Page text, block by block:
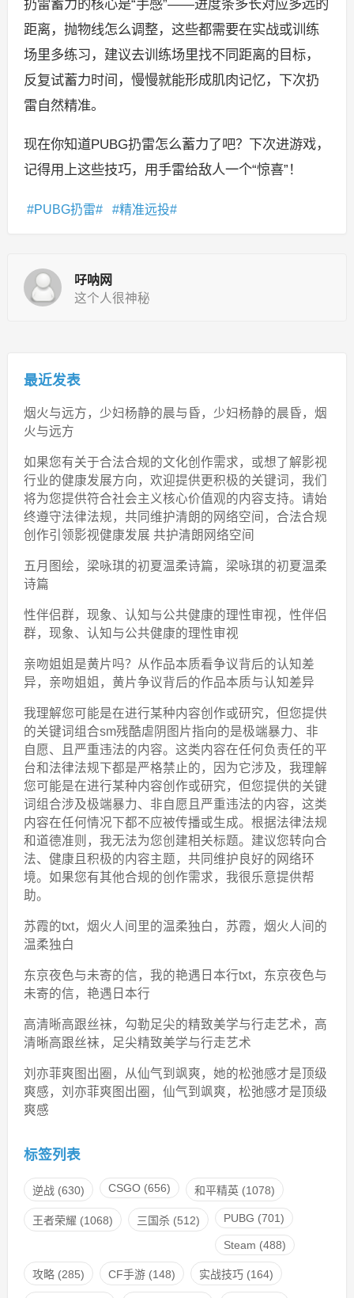
扔雷蓄力的核心是“手感”——进度条多长对应多远的
距离，抛物线怎么调整，这些都需要在实战或训练
场里多练习，建议去训练场里找不同距离的目标，
反复试蓄力时间，慢慢就能形成肌肉记忆，下次扔
雷自然精准。
现在你知道PUBG扔雷怎么蓄力了吧？下次进游戏，
记得用上这些技巧，用手雷给敌人一个“惊喜”！
PUBG扔雷 精准远投
吇呐网
这个人很神秘
最近发表
烟火与远方，少妇杨静的晨与昏，少妇杨静的晨昏，烟
火与远方
如果您有关于合法合规的文化创作需求，或想了解影视
行业的健康发展方向，欢迎提供更积极的关键词，我们
将为您提供符合社会主义核心价值观的内容支持。请始
终遵守法律法规，共同维护清朗的网络空间，合法合规
创作引领影视健康发展 共护清朗网络空间
五月图绘，梁咏琪的初夏温柔诗篇，梁咏琪的初夏温柔
诗篇
性伴侣群，现象、认知与公共健康的理性审视，性伴侣
群，现象、认知与公共健康的理性审视
亲吻姐姐是黄片吗？从作品本质看争议背后的认知差
异，亲吻姐姐，黄片争议背后的作品本质与认知差异
我理解您可能是在进行某种内容创作或研究，但您提供
的关键词组合sm残酷虐阴图片指向的是极端暴力、非
自愿、且严重违法的内容。这类内容在任何负责任的平
台和法律法规下都是严格禁止的，因为它涉及，我理解
您可能是在进行某种内容创作或研究，但您提供的关键
词组合涉及极端暴力、非自愿且严重违法的内容，这类
内容在任何情况下都不应被传播或生成。根据法律法规
和道德准则，我无法为您创建相关标题。建议您转向合
法、健康且积极的内容主题，共同维护良好的网络环
境。如果您有其他合规的创作需求，我很乐意提供帮
助。
苏霞的txt，烟火人间里的温柔独白，苏霞，烟火人间的
温柔独白
东京夜色与未寄的信，我的艳遇日本行txt，东京夜色与
未寄的信，艳遇日本行
高清晰高跟丝袜，勾勒足尖的精致美学与行走艺术，高
清晰高跟丝袜，足尖精致美学与行走艺术
刘亦菲爽图出圈，从仙气到飒爽，她的松弛感才是顶级
爽感，刘亦菲爽图出圈，仙气到飒爽，松弛感才是顶级
爽感
标签列表
逆战(630) CSGO(656) 和平精英(1078)
王者荣耀 (1068) 三国杀(512) PUBG (701)
Steam (488)
攻略(285) CF手游(148) 实战技巧(164)